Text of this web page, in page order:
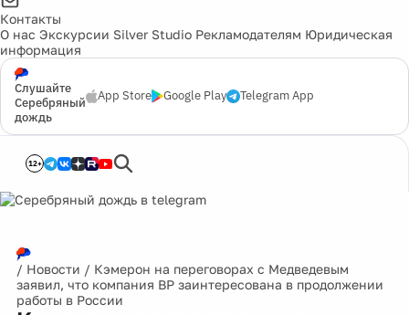
Контакты
О нас Экскурсии Silver Studio Рекламодателям Юридическая
информация
Слушайте
Серебряный
дождь
App Store Google Play Telegram App
12+
/ Новости / Кэмерон на переговорах с Медведевым
заявил, что компания BP заинтересована в продолжении
работы в России